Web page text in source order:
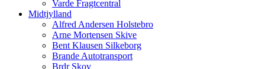
Varde Fragtcentral
Midtjylland
Alfred Andersen Holstebro
Arne Mortensen Skive
Bent Klausen Silkeborg
Brande Autotransport
Brdr Skov